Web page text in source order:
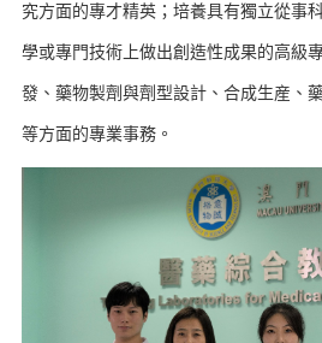
究方面的專才精英；培養具有獨立從事
學或專門技術上做出創造性成果的高級
發、藥物製劑與劑型設計、合成生産、
等方面的專業事務。